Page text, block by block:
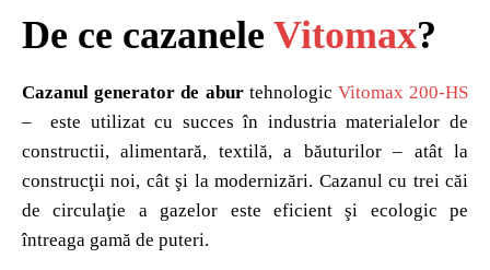
De ce cazanele Vitomax?
Cazanul generator de aburtehnologic Vitomax 200-HS
– este utilizat cu succes în industria materialelor de
constructii, alimentară, textilă, a băuturilor – atât la
construcţii noi, cât şi la modernizări. Cazanul cu trei căi
de circulaţie a gazelor este eficient şi ecologic pe
întreaga gamă de puteri.